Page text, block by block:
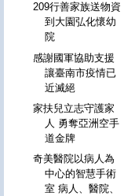
209行善家族送物資
到大園弘化懷幼
院
感謝國軍協助支援
讓臺南市疫情已
近滅絕
家扶兒立志守護家
人 勇奪亞洲空手
道金牌
奇美醫院以病人為
中心的智慧手術
室 病人、醫院、